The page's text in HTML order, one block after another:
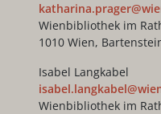
Wienbibliothek im
1010 Wien,
Isabel Langkabel
Wienbibliothek im